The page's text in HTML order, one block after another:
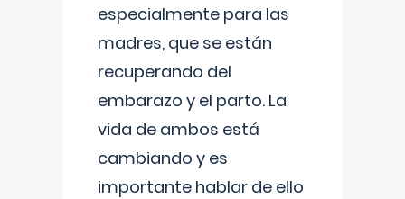
especialmente para las
madres, que se están
recuperando del
embarazo y el parto. La
vida de ambos está
cambiando y es
importante hablar de ello